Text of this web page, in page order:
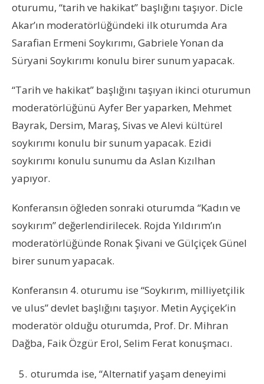
oturumu, “tarih ve hakikat” başlığını taşıyor. Dicle
Akar’ın moderatörlüğündeki ilk oturumda Ara
Sarafian Ermeni Soykırımı, Gabriele Yonan da
Süryani Soykırımı konulu birer sunum yapacak.
“Tarih ve hakikat” başlığını taşıyan ikinci oturumun
moderatörlüğünü Ayfer Ber yaparken, Mehmet
Bayrak, Dersim, Maraş, Sivas ve Alevi kültürel
soykırımı konulu bir sunum yapacak. Ezidi
soykırımı konulu sunumu da Aslan Kızılhan
yapıyor.
Konferansın öğleden sonraki oturumda “Kadın ve
soykırım” değerlendirilecek. Rojda Yıldırım’ın
moderatörlüğünde Ronak Şivani ve Gülçiçek Günel
birer sunum yapacak.
Konferansın 4. oturumu ise “Soykırım, milliyetçilik
ve ulus” devlet başlığını taşıyor. Metin Ayçiçek’in
moderatör olduğu oturumda, Prof. Dr. Mihran
Dağba, Faik Özgür Erol, Selim Ferat konuşmacı.
oturumda ise, “Alternatif yaşam deneyimi